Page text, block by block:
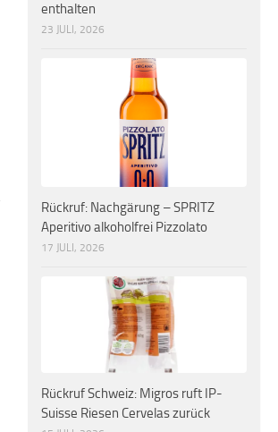
enthalten
23 JULI, 2026
Rückruf: Nachgärung – SPRITZ
Aperitivo alkoholfrei Pizzolato
17 JULI, 2026
Rückruf Schweiz: Migros ruft IP-
Suisse Riesen Cervelas zurück